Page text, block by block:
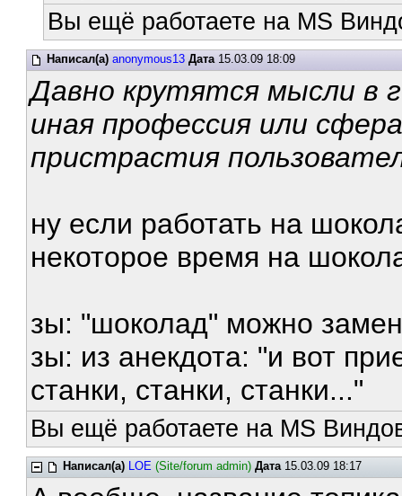
Вы ещё работаете на MS
Написал(а) anonymous13 Дата15.03.09 18:09
Давно крутятся мысли в
иная профессия или
пристрастия
ну если работать на
некоторое время на
зы: "шоколад" можно
зы: из анекдота: "и вот
станки, станки, станки..."
Вы ещё работаете на MS
Написал(а) LOE (Site/forum admin) Дата15.03.09 18:17